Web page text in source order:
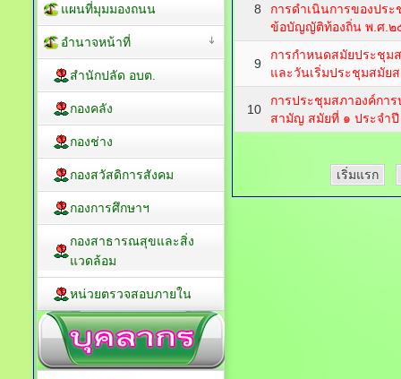
8
การดำเนินการของปร
ข้อบัญญัติท้องถิ่น พ.ศ.๒
9
การกำหนดสมัยประชุ
และวันเริ่มประชุมสมัย
10
การประชุมสภาองค์กา
สามัญ สมัยที่ ๑ ประจำ
เริ่มแรก
แผนที่มุมมองถนน
อำนาจหน้าที่
สำนักปลัด อบต.
กองคลัง
กองช่าง
กองสวัสดิการสังคม
กองการศึกษาฯ
กองสาธารณสุขและสิ่ง
แวดล้อม
หน่วยตรวจสอบภายใน